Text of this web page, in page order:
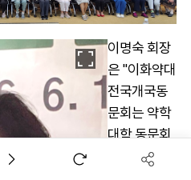
이명숙 회장
은 "이화약대
전국개국동
문회는 약학
대학 동문회
가운데 가장